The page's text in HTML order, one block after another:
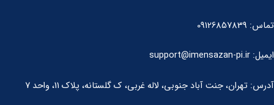
تماس: 09126857839
ایمیل: support@imensazan-pi.ir
آدرس: تهران، جنت آباد جنوبی، لاله غربی، ک گلستانه، پلاک 11، واحد 7